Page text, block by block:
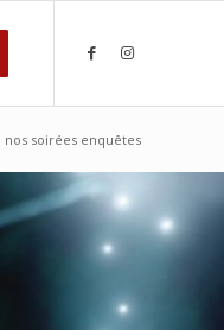
nos soirées enquêtes